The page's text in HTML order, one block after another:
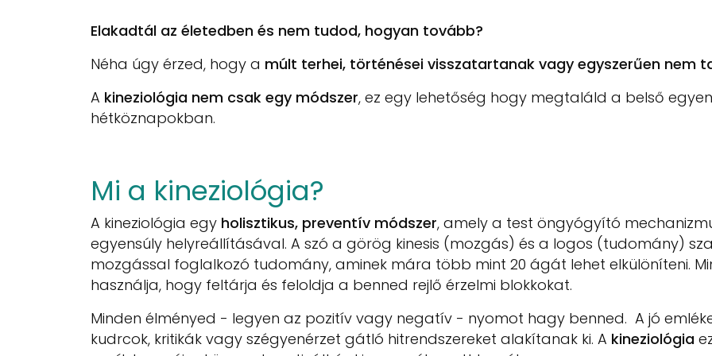
Elakadtál az életedben és nem tudod, hogyan tovább?
Néha úgy érzed, hogy a múlt terhei, történései visszatartanak vagy egyszerűen nem
A kineziológia nem csak egy módszer, ez egy lehetőség hogy megtaláld a belső
hétköznapokban.
Mi a kineziológia?
A kineziológia egy holisztikus, preventív módszer, amely a test öngyógyító
egyensúly helyreállításával. A szó a görög kinesis (mozgás) és a logos (tudomány)
mozgással foglalkozó tudomány, aminek mára több mint 20 ágát lehet elkülöníteni.
használja, hogy feltárja és feloldja a benned rejlő érzelmi blokkokat.
Minden élményed - legyen az pozitív vagy negatív - nyomot hagy benned. A jó
kudrcok, kritikák vagy szégyenérzet gátló hitrendszereket alakítanak ki. A kineziológia